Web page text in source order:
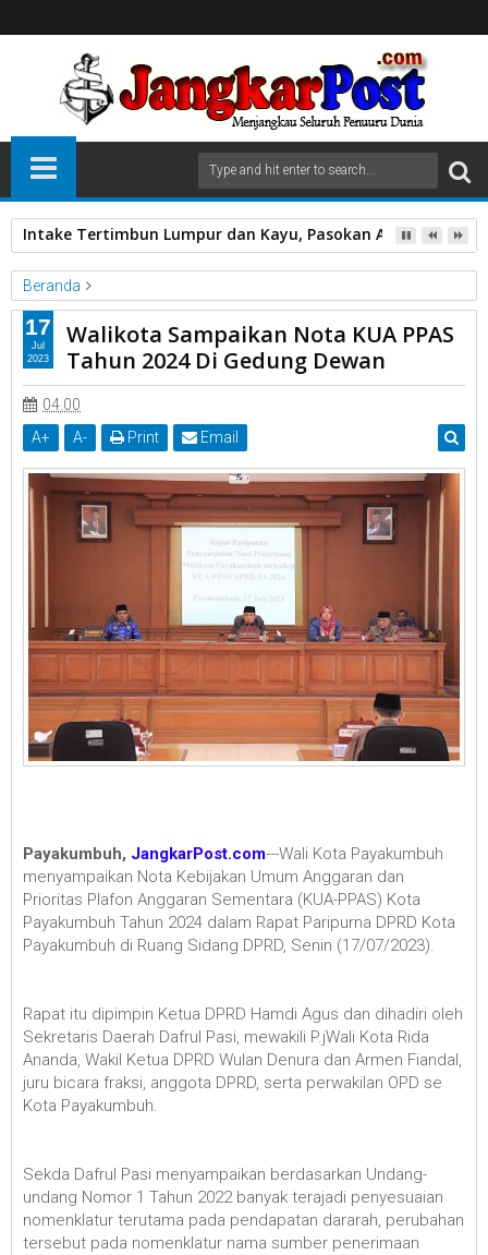
Intake Tertimbun Lumpur dan Kayu, Pasokan Air Bersih di
Beranda
Di Gedung DPRD
Diwakili P.j Sekda
Kota Payakumbuh
Sampaikan Nota KUA PPAS 2024
Walikota
Walikota Sampaikan Nota KUA PPAS Tahun 2024 Di Gedung
Dewan
Walikota Sampaikan Nota KUA PPAS
Tahun 2024 Di Gedung Dewan
04.00
A+ A- Print Email
Payakumbuh, JangkarPost.com---Wali Kota Payakumbuh
menyampaikan Nota Kebijakan Umum Anggaran dan
Prioritas Plafon Anggaran Sementara (KUA-PPAS) Kota
Payakumbuh Tahun 2024 dalam Rapat Paripurna DPRD Kota
Payakumbuh di Ruang Sidang DPRD, Senin (17/07/2023).
Rapat itu dipimpin Ketua DPRD Hamdi Agus dan dihadiri oleh
Sekretaris Daerah Dafrul Pasi, mewakili P.jWali Kota Rida
Ananda, Wakil Ketua DPRD Wulan Denura dan Armen Fiandal,
juru bicara fraksi, anggota DPRD, serta perwakilan OPD se
Kota Payakumbuh.
Sekda Dafrul Pasi menyampaikan berdasarkan Undang-
undang Nomor 1 Tahun 2022 banyak terajadi penyesuaian
nomenklatur terutama pada pendapatan dararah, perubahan
tersebut pada nomenklatur nama sumber penerimaan
17
Jul
2023